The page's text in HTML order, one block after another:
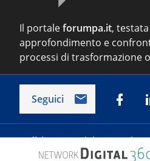
Il portaleforumpa.it,
approfondimento e
processi di trasformazione
Seguici
Indirizzo:Via del Porto